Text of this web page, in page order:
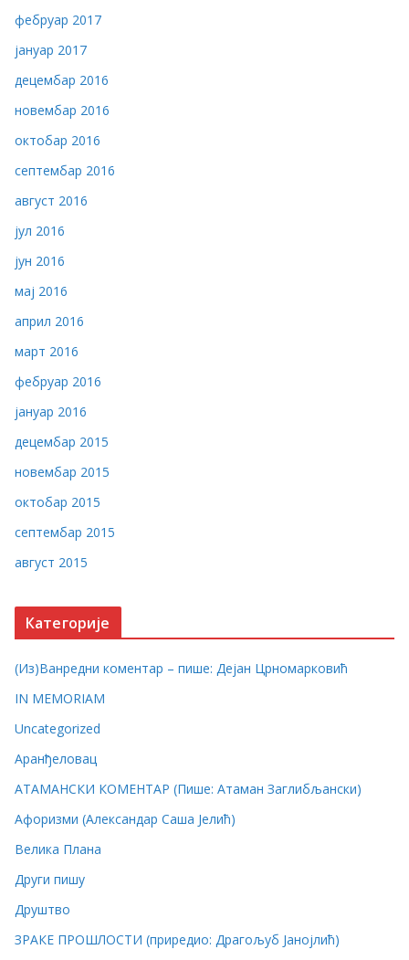
фебруар 2017
јануар 2017
децембар 2016
новембар 2016
октобар 2016
септембар 2016
август 2016
јул 2016
јун 2016
мај 2016
април 2016
март 2016
фебруар 2016
јануар 2016
децембар 2015
новембар 2015
октобар 2015
септембар 2015
август 2015
Категорије
(Из)Ванредни коментар – пише: Дејан Црномарковић
IN MEMORIAM
Uncategorized
Аранђеловац
АТАМАНСКИ КОМЕНТАР (Пише: Атаман Заглибљански)
Афоризми (Александар Саша Јелић)
Велика Плана
Други пишу
Друштво
ЗРАКЕ ПРОШЛОСТИ (приредио: Драгољуб Јанојлић)